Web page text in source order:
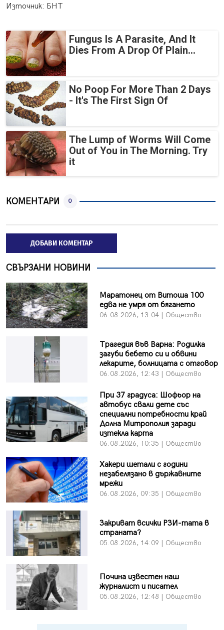
Източник: БНТ
Fungus Is A Parasite, And It
Dies From A Drop Of Plain...
No Poop For More Than 2 Days
- It's The First Sign Of
The Lump of Worms Will Come
Out of You in The Morning. Try
it
КОМЕНТАРИ 0
ДОБАВИ КОМЕНТАР
СВЪРЗАНИ НОВИНИ
Маратонец от Витоша 100
едва не умря от бягането
06.08.2026, 13:04 | Общество
Трагедия във Варна: Родилка
загуби бебето си и обвини
лекарите, болницата с отговор
06.08.2026, 12:43 | Общество
При 37 градуса: Шофьор на
автобус свали дете със
специални потребности край
Долна Митрополия заради
изтекла карта
06.08.2026, 10:35 | Общество
Хакери шетали с години
незабелязано в държавните
мрежи
06.08.2026, 09:35 | Общество
Закриват всички РЗИ-тата в
страната?
05.08.2026, 14:09 | Общество
Почина известен наш
журналист и писател
05.08.2026, 12:48 | Общество